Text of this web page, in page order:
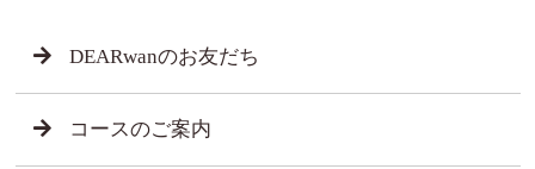
DEARwanのお友だち
コースのご案内